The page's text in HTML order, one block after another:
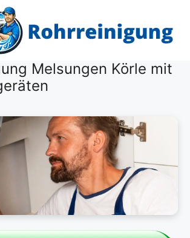
Melsungen Körle mit